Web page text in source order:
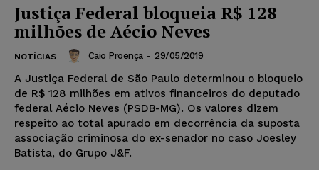
Justiça Federal bloqueia R$ 128
milhões de Aécio Neves
NOTÍCIAS Caio Proença - 29/05/2019
A Justiça Federal de São Paulo determinou o bloqueio
de R$ 128 milhões em ativos financeiros do deputado
federal Aécio Neves (PSDB-MG). Os valores dizem
respeito ao total apurado em decorrência da suposta
associação criminosa do ex-senador no caso Joesley
Batista, do Grupo J&F.